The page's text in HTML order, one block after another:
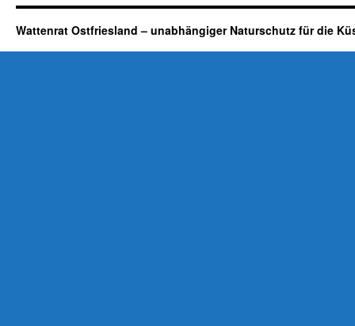
Wattenrat Ostfriesland – unabhängiger Naturschutz für die